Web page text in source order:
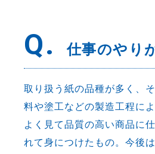
Q. 仕事のやり
取り扱う紙の品種が多く、
料や塗工などの製造工程に
よく見て品質の高い商品に
れて身につけたもの。今後